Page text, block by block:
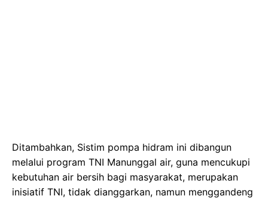
Ditambahkan, Sistim pompa hidram ini dibangun
melalui program TNI Manunggal air, guna mencukupi
kebutuhan air bersih bagi masyarakat, merupakan
inisiatif TNI, tidak dianggarkan, namun menggandeng